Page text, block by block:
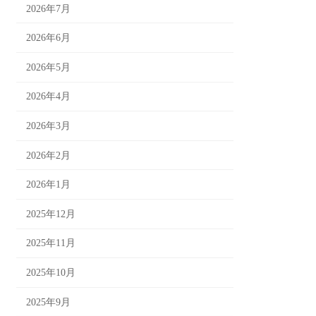
2026年7月
2026年6月
2026年5月
2026年4月
2026年3月
2026年2月
2026年1月
2025年12月
2025年11月
2025年10月
2025年9月